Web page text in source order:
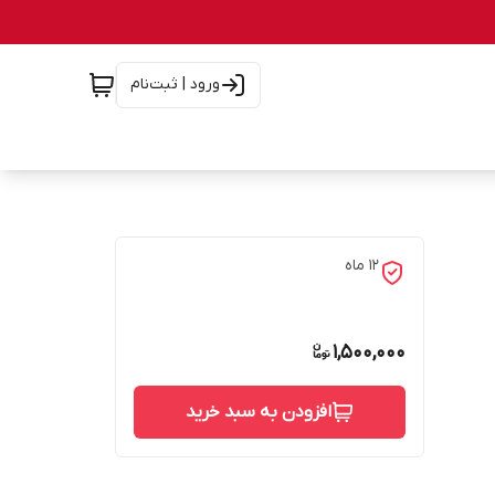
ورود | ثبت‌نام
۱۲ ماه
1,500,000
افزودن به سبد خرید